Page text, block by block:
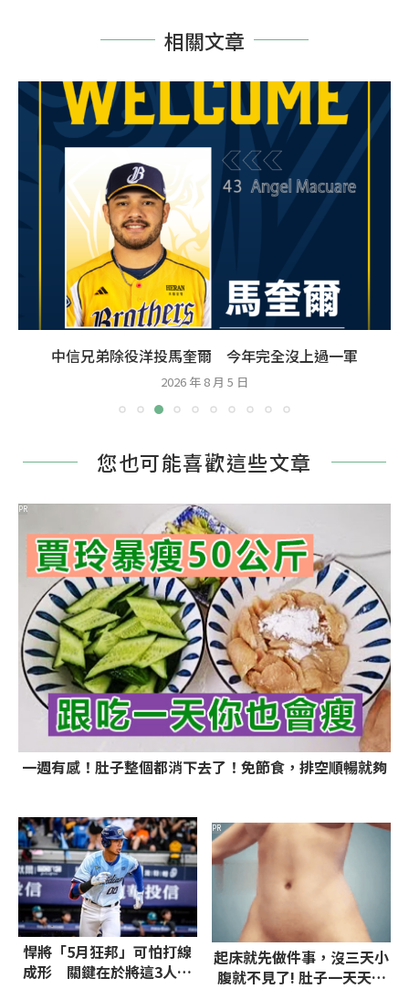
相關文章
中信兄弟除役洋投馬奎爾 今年完全沒上過一軍
2026 年 8 月 5 日
您也可能喜歡這些文章
一週有感！肚子整個都消下去了！免節食，排空順暢就夠
PR
悍將「5月狂邦」可怕打線
成形 關鍵在於將這3人升
起床就先做件事，沒三天小
腹就不見了! 肚子一天天變
PR